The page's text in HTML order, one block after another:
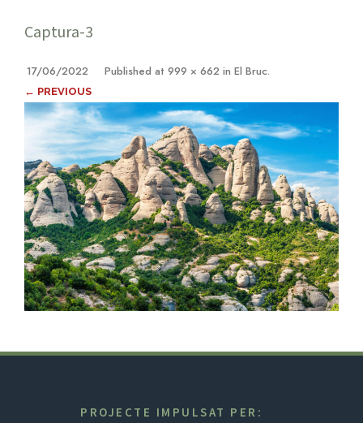
Captura-3
Published
17/06/2022 at 999 × 662 in El Bruc.
← PREVIOUS
PROJECTE IMPULSAT PER: